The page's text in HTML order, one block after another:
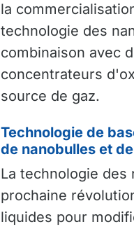
la
technologie des
combinaison avec
concentrateurs
source de gaz.
Technologie de
de nanobulles et
La technologie des
prochaine
liquides pour